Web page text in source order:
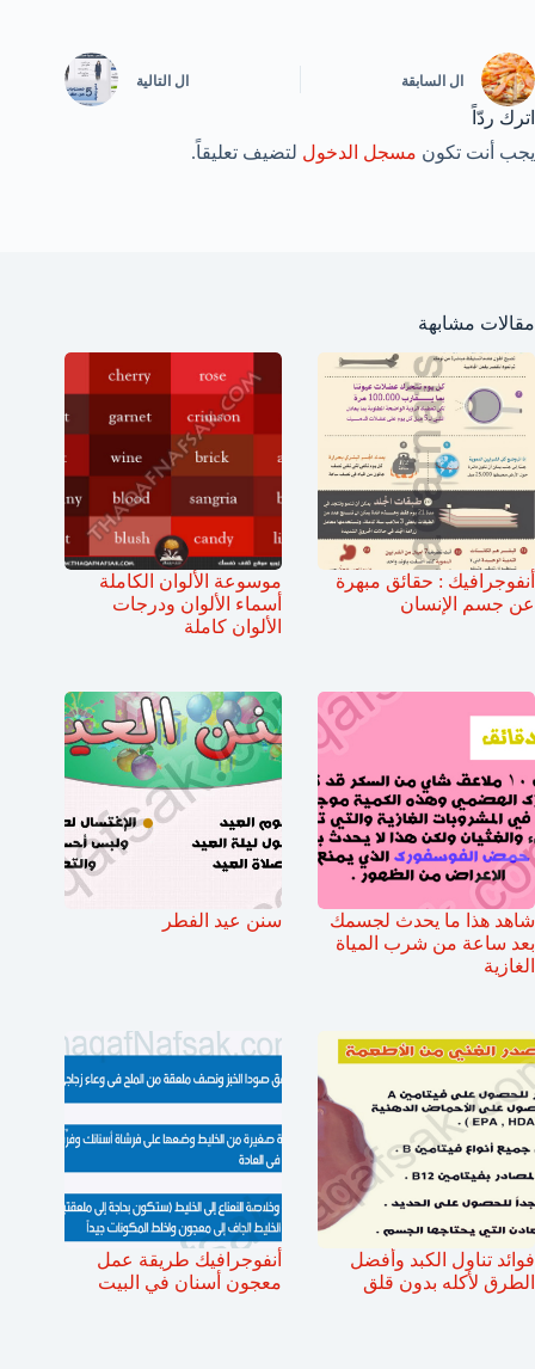
ال السابقة ال التالية
اترك ردّاً
يجب أنت تكون مسجل الدخول لتضيف تعليقاً.
مقالات مشابهة
أنفوجرافيك : حقائق مبهرة
عن جسم الإنسان
موسوعة الألوان الكاملة
أسماء الألوان ودرجات
الألوان كاملة
شاهد هذا ما يحدث لجسمك
بعد ساعة من شرب المياة
الغازية
سنن عيد الفطر
فوائد تناول الكبد وأفضل
الطرق لأكله بدون قلق
أنفوجرافيك طريقة عمل
معجون أسنان في البيت